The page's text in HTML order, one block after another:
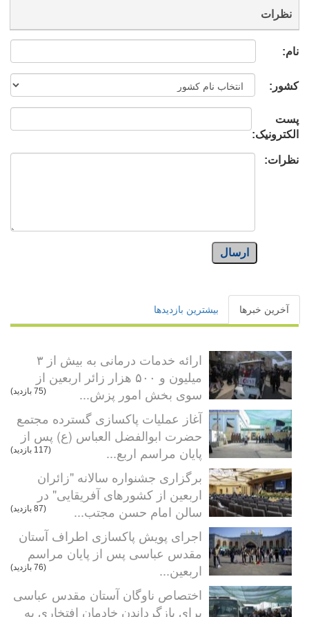
نظرات
نام:
کشور:
پست
الکترونیک:
نظرات:
ارسال
آخرین خبرها بیشترین بازدیدها
ارائه خدمات درمانی به بیش از ۳
میلیون و ۵۰۰ هزار زائر اربعین از
سوی بخش امور پزش...
(75 بازدید)
آغاز عملیات پاکسازی گسترده مجتمع
حضرت ابوالفضل العباس (ع) پس از
پایان مراسم اربع...
(117 بازدید)
برگزاری جشنواره سالانه "زائران
اربعین از کشورهای آفریقایی" در
سالن امام حسن مجتب...
(87 بازدید)
اجرای پویش پاکسازی اطراف آستان
مقدس عباسی پس از پایان مراسم
اربعین...
(76 بازدید)
اختصاص ناوگان آستان مقدس عباسی
برای بازگرداندن خادمان افتخاری به